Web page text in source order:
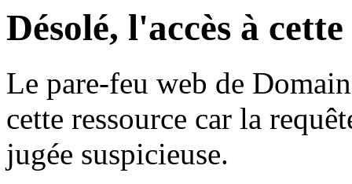
Désolé, l'accès à
Le pare-feu web de
cette ressource car la
jugée suspicieuse.